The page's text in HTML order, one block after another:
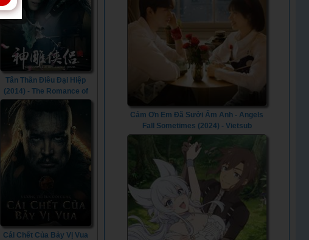
Tân Thần Điêu Đại Hiệp
(2014) - The Romance of
the Condor Heroes (2014)
Cái Chết Của Bảy Vị Vua
Cảm Ơn Em Đã Sưởi Ấm Anh - Angels
Fall Sometimes (2024) - Vietsub